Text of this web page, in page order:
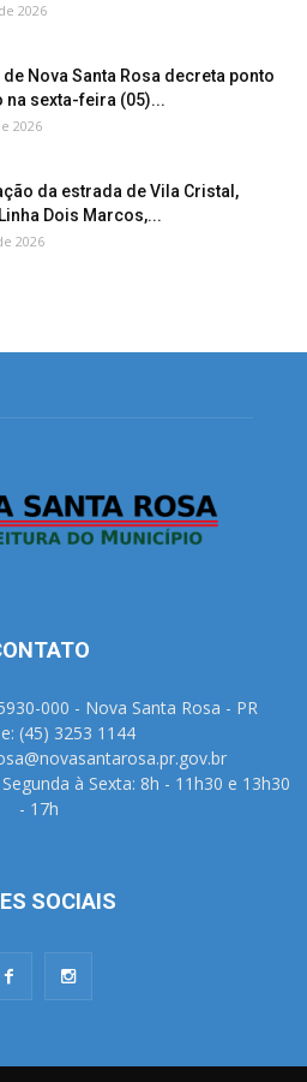
2026
Nova Santa Rosa decreta ponto
na sexta-feira (05)...
2026
da estrada de Vila Cristal,
Dois Marcos,...
2026
000 - Nova Santa Rosa - PR
(45) 3253 1144
à Sexta: 8h - 11h30 e 13h30
- 17h
SOCIAIS